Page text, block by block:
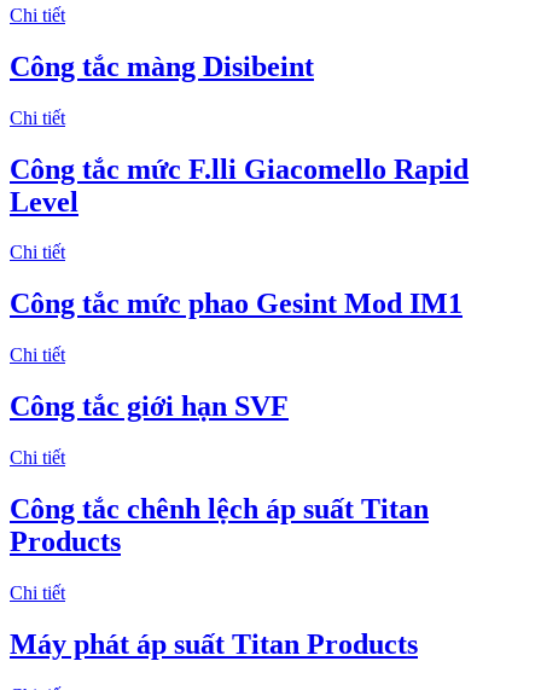
Chi tiết
Công tắc màng Disibeint
Chi tiết
Công tắc mức F.lli Giacomello Rapid
Level
Chi tiết
Công tắc mức phao Gesint Mod IM1
Chi tiết
Công tắc giới hạn SVF
Chi tiết
Công tắc chênh lệch áp suất Titan
Products
Chi tiết
Máy phát áp suất Titan Products